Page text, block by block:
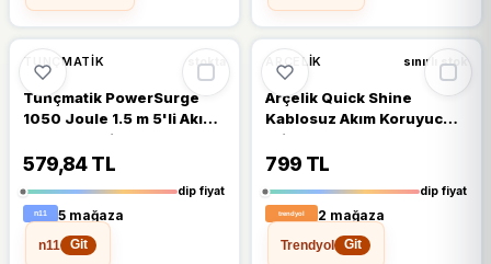
%25 DÜŞTÜ
TUNÇMATIK stokta
Tunçmatik PowerSurge
1050 Joule 1.5 m 5'li Akım
Korumalı Priz
579,84 TL
dip fiyat
5 mağaza
n11
Git
ARÇELIK sınırlı stok
Arçelik Quick Shine
Kablosuz Akım Koruyucu
Priz
799 TL
dip fiyat
2 mağaza
Trendyol
Git